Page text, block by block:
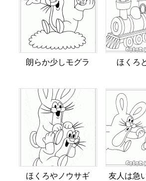
朗らか少しモグラ ほくろ
ほくろやノウサギ 友人は急